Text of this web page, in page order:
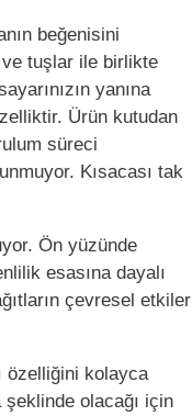
beğenisini
ve tuşlar ile birlikte
yanına
Ürün kutudan
süreci
Kısacası tak
Ön yüzünde
esasına dayalı
çevresel etkiler
özelliğini kolayca
olacağı için